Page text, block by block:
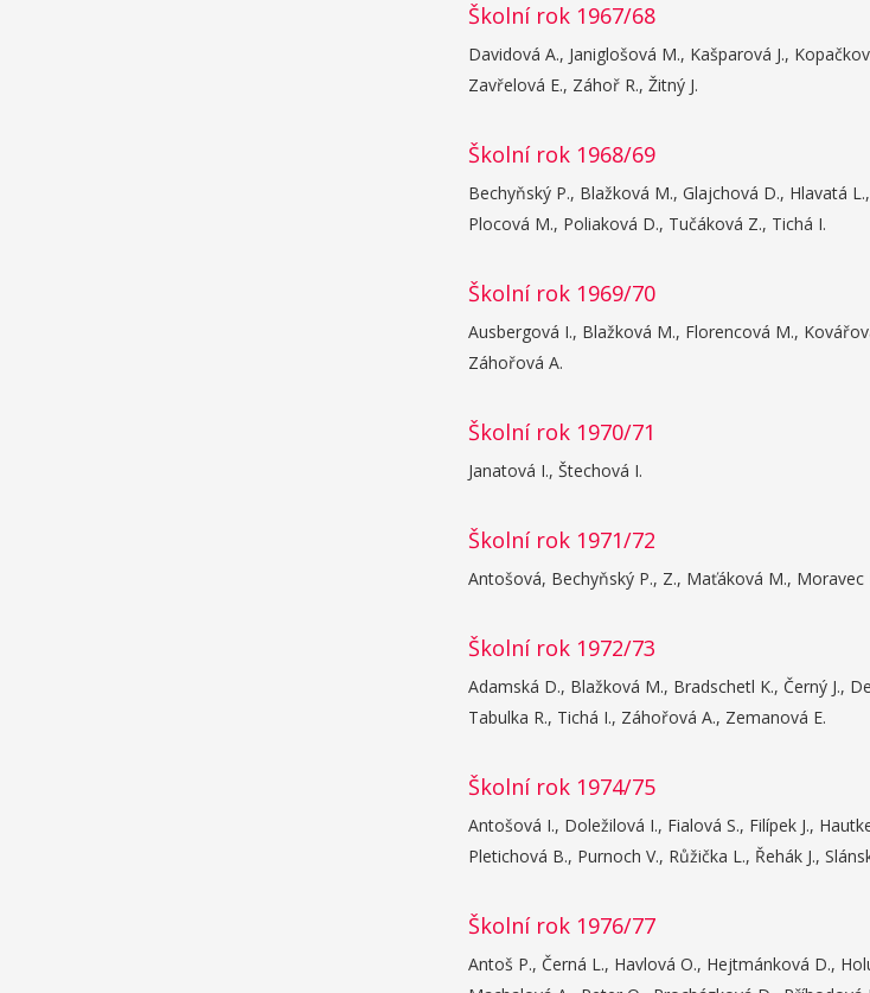
Školní rok 1967/68
Davidová A., Janiglošová M., Kašparová J.,
Zavřelová E., Záhoř R., Žitný J.
Školní rok 1968/69
Bechyňský P., Blažková M., Glajchová D., Hlavatá
Plocová M., Poliaková D., Tučáková Z., Tichá I.
Školní rok 1969/70
Ausbergová I., Blažková M., Florencová M.,
Záhořová A.
Školní rok 1970/71
Janatová I., Štechová I.
Školní rok 1971/72
Antošová, Bechyňský P., Z., Maťáková M., Moravec
Školní rok 1972/73
Adamská D., Blažková M., Bradschetl K., Černý J.,
Tabulka R., Tichá I., Záhořová A., Zemanová E.
Školní rok 1974/75
Antošová I., Doležilová I., Fialová S., Filípek J.,
Pletichová B., Purnoch V., Růžička L., Řehák J.,
Školní rok 1976/77
Antoš P., Černá L., Havlová O., Hejtmánková D.,